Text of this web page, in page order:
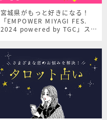
宮城県がもっと好きになる！
「EMPOWER MIYAGI FES.
2024 powered by TGC」スペ